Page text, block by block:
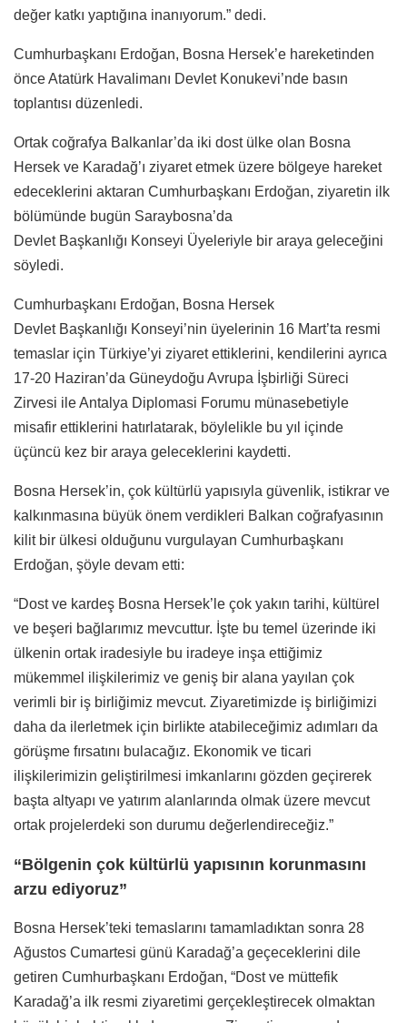
değer katkı yaptığına inanıyorum.” dedi.
Cumhurbaşkanı Erdoğan, Bosna Hersek’e hareketinden
önce Atatürk Havalimanı Devlet Konukevi’nde basın
toplantısı düzenledi.
Ortak coğrafya Balkanlar’da iki dost ülke olan Bosna
Hersek ve Karadağ’ı ziyaret etmek üzere bölgeye hareket
edeceklerini aktaran Cumhurbaşkanı Erdoğan, ziyaretin ilk
bölümünde bugün Saraybosna’da
Devlet Başkanlığı Konseyi Üyeleriyle bir araya geleceğini
söyledi.
Cumhurbaşkanı Erdoğan, Bosna Hersek
Devlet Başkanlığı Konseyi’nin üyelerinin 16 Mart’ta resmi
temaslar için Türkiye’yi ziyaret ettiklerini, kendilerini ayrıca
17-20 Haziran’da Güneydoğu Avrupa İşbirliği Süreci
Zirvesi ile Antalya Diplomasi Forumu münasebetiyle
misafir ettiklerini hatırlatarak, böylelikle bu yıl içinde
üçüncü kez bir araya geleceklerini kaydetti.
Bosna Hersek’in, çok kültürlü yapısıyla güvenlik, istikrar ve
kalkınmasına büyük önem verdikleri Balkan coğrafyasının
kilit bir ülkesi olduğunu vurgulayan Cumhurbaşkanı
Erdoğan, şöyle devam etti:
“Dost ve kardeş Bosna Hersek’le çok yakın tarihi, kültürel
ve beşeri bağlarımız mevcuttur. İşte bu temel üzerinde iki
ülkenin ortak iradesiyle bu iradeye inşa ettiğimiz
mükemmel ilişkilerimiz ve geniş bir alana yayılan çok
verimli bir iş birliğimiz mevcut. Ziyaretimizde iş birliğimizi
daha da ilerletmek için birlikte atabileceğimiz adımları da
görüşme fırsatını bulacağız. Ekonomik ve ticari
ilişkilerimizin geliştirilmesi imkanlarını gözden geçirerek
başta altyapı ve yatırım alanlarında olmak üzere mevcut
ortak projelerdeki son durumu değerlendireceğiz.”
“Bölgenin çok kültürlü yapısının korunmasını
arzu ediyoruz”
Bosna Hersek’teki temaslarını tamamladıktan sonra 28
Ağustos Cumartesi günü Karadağ’a geçeceklerini dile
getiren Cumhurbaşkanı Erdoğan, “Dost ve müttefik
Karadağ’a ilk resmi ziyaretimi gerçekleştirecek olmaktan